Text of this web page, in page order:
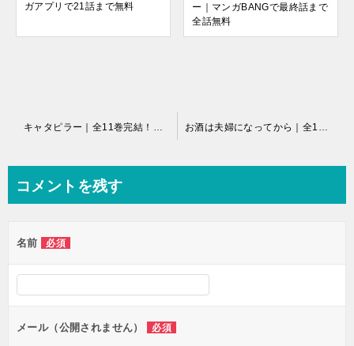
ガアプリで21話まで無料
ー｜マンガBANGで最終話まで
全話無料
ビ
ー
シ
ョ
ン
コメントを残す
名前 必須
メール（公開されません） 必須